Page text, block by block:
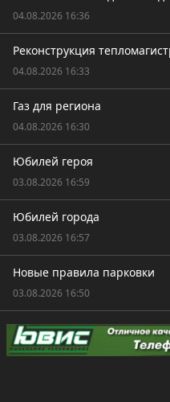
04.08.2026 16:36
Реконструкция
04.08.2026 16:33
Газ для региона
04.08.2026 16:30
Юбилей героя
03.08.2026 16:59
Юбилей города
03.08.2026 16:57
Новые правила парковки
03.08.2026 16:50